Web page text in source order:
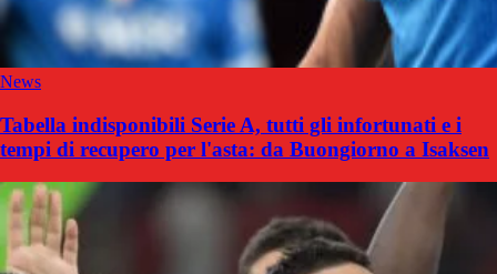
News
Tabella indisponibili Serie A, tutti gli infortunati e i
tempi di recupero per l'asta: da Buongiorno a Isaksen